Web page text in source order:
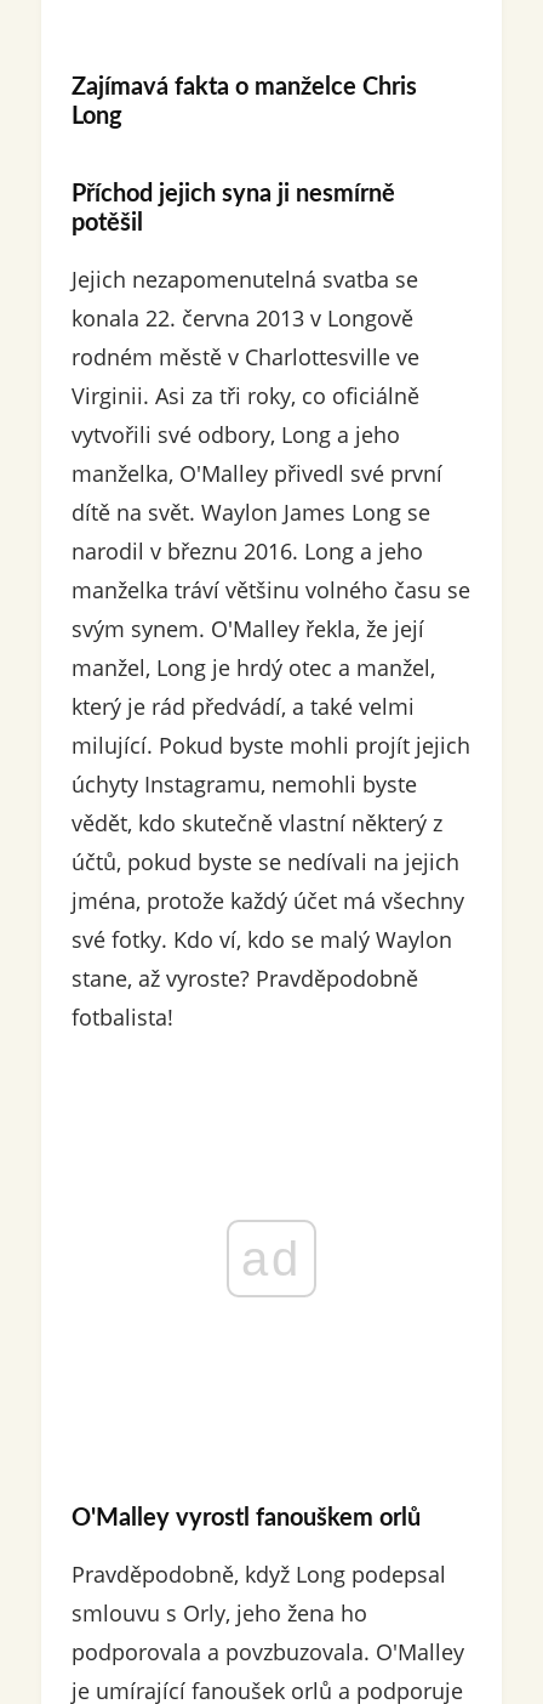
Zajímavá fakta o manželce Chris
Long
Příchod jejich syna ji nesmírně
potěšil
Jejich nezapomenutelná svatba se
konala 22. června 2013 v Longově
rodném městě v Charlottesville ve
Virginii. Asi za tři roky, co oficiálně
vytvořili své odbory, Long a jeho
manželka, O'Malley přivedl své první
dítě na svět. Waylon James Long se
narodil v březnu 2016. Long a jeho
manželka tráví většinu volného času se
svým synem. O'Malley řekla, že její
manžel, Long je hrdý otec a manžel,
který je rád předvádí, a také velmi
milující. Pokud byste mohli projít jejich
úchyty Instagramu, nemohli byste
vědět, kdo skutečně vlastní některý z
účtů, pokud byste se nedívali na jejich
jména, protože každý účet má všechny
své fotky. Kdo ví, kdo se malý Waylon
stane, až vyroste? Pravděpodobně
fotbalista!
ad
O'Malley vyrostl fanouškem orlů
Pravděpodobně, když Long podepsal
smlouvu s Orly, jeho žena ho
podporovala a povzbuzovala. O'Malley
je umírající fanoušek orlů a podporuje